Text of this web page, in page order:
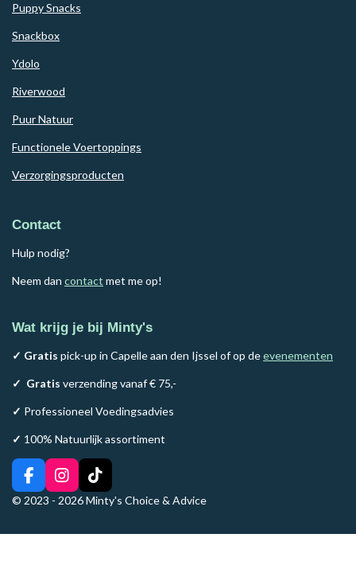
Puppy Snacks
Snackbox
Ydolo
Riverwood
Puur Natuur
Functionele Voertoppings
Verzorgingsproducten
Contact
Hulp nodig?
Neem dan contact met me op!
Wat krijg je bij Minty's
✓ Gratis pick-up in Capelle aan den Ijssel of op deevenementen
✓ Gratis verzending vanaf € 75,-
✓ Professioneel Voedingsadvies
✓ 100% Natuurlijk assortiment
F
a
I
n
T
i
© 2023 - 2026 Minty's Choice & Advice